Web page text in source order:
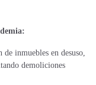
inmuebles en desuso,
demoliciones